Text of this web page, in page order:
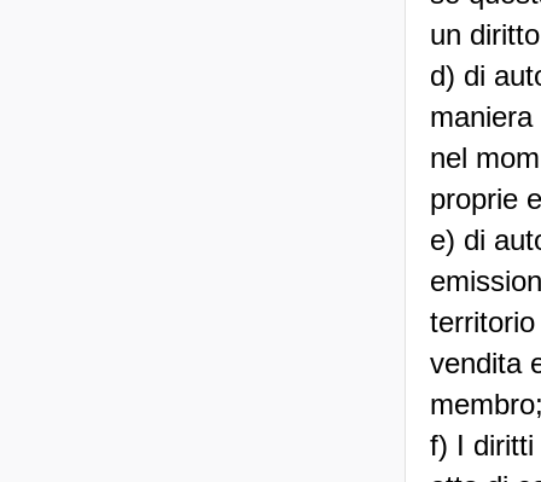
un
d) di
nel
proprie
e) di
vendita
f) I diritti